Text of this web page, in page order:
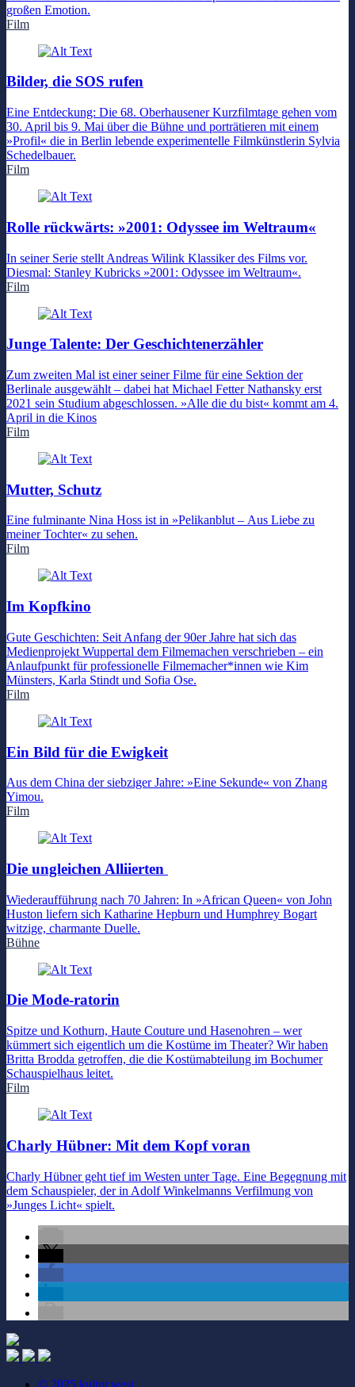
großen Emotion.
Film
Bilder, die SOS rufen
Eine Entdeckung: Die 68. Oberhausener Kurzfilmtage gehen vom
30. April bis 9. Mai über die Bühne und porträtieren mit einem
»Profil« die in Berlin lebende experimentelle Filmkünstlerin Sylvia
Schedelbauer.
Film
Rolle rückwärts: »2001: Odyssee im Weltraum«
In seiner Serie stellt Andreas Wilink Klassiker des Films vor.
Diesmal: Stanley Kubricks »2001: Odyssee im Weltraum«.
Film
Junge Talente: Der Geschichtenerzähler
Zum zweiten Mal ist einer seiner Filme für eine Sektion der
Berlinale ausgewählt – dabei hat Michael Fetter Nathansky erst
2021 sein Studium abgeschlossen. »Alle die du bist« kommt am 4.
April in die Kinos
Film
Mutter, Schutz
Eine fulminante Nina Hoss ist in »Pelikanblut – Aus Liebe zu
meiner Tochter« zu sehen.
Film
Im Kopfkino
Gute Geschichten: Seit Anfang der 90er Jahre hat sich das
Medienprojekt Wuppertal dem Filmemachen verschrieben – ein
Anlaufpunkt für professionelle Filmemacher*innen wie Kim
Münsters, Karla Stindt und Sofia Ose.
Film
Ein Bild für die Ewigkeit
Aus dem China der siebziger Jahre: »Eine Sekunde« von Zhang
Yimou.
Film
Die ungleichen Alliierten
Wiederaufführung nach 70 Jahren: In »African Queen« von John
Huston liefern sich Katharine Hepburn und Humphrey Bogart
witzige, charmante Duelle.
Bühne
Die Mode-ratorin
Spitze und Kothurn, Haute Couture und Hasenohren – wer
kümmert sich eigentlich um die Kostüme im Theater? Wir haben
Britta Brodda getroffen, die die Kostümabteilung im Bochumer
Schauspielhaus leitet.
Film
Charly Hübner: Mit dem Kopf voran
Charly Hübner geht tief im Westen unter Tage. Eine Begegnung mit
dem Schauspieler, der in Adolf Winkelmanns Verfilmung von
»Junges Licht« spielt.
© 2025 kultur.west